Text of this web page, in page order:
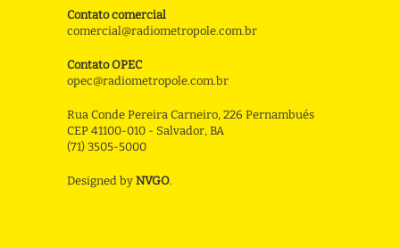
Contato comercial
comercial@radiometropole.com.br
Contato OPEC
opec@radiometropole.com.br
Rua Conde Pereira Carneiro, 226 Pernambués
CEP 41100-010 - Salvador, BA
(71) 3505-5000
Designed by NVGO.